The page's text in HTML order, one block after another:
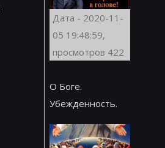
Дата - 2020-11-
05 19:48:59,
просмотров 422
О Боге.
Убежденность.